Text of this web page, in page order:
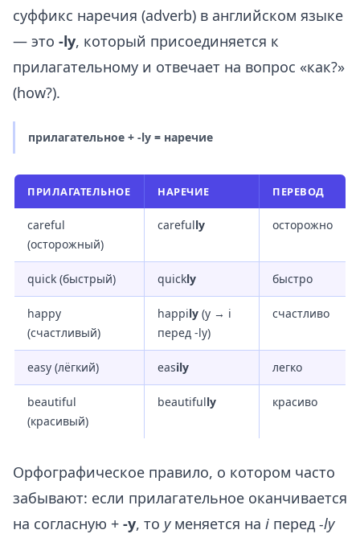
суффикс наречия (adverb) в английском языке
— это -ly, который присоединяется к
прилагательному и отвечает на вопрос «как?»
(how?).
прилагательное + -ly = наречие
ПРИЛАГАТЕЛЬНОЕ НАРЕЧИЕ ПЕРЕВОД
careful
(осторожный)
carefully осторожно
quick (быстрый) quickly быстро
happy
(счастливый)
happily (y → i
перед -ly)
счастливо
easy (лёгкий) easily легко
beautiful
(красивый)
beautifully красиво
Орфографическое правило, о котором часто
забывают: если прилагательное оканчивается
на согласную + -y, то yменяется на i перед -ly